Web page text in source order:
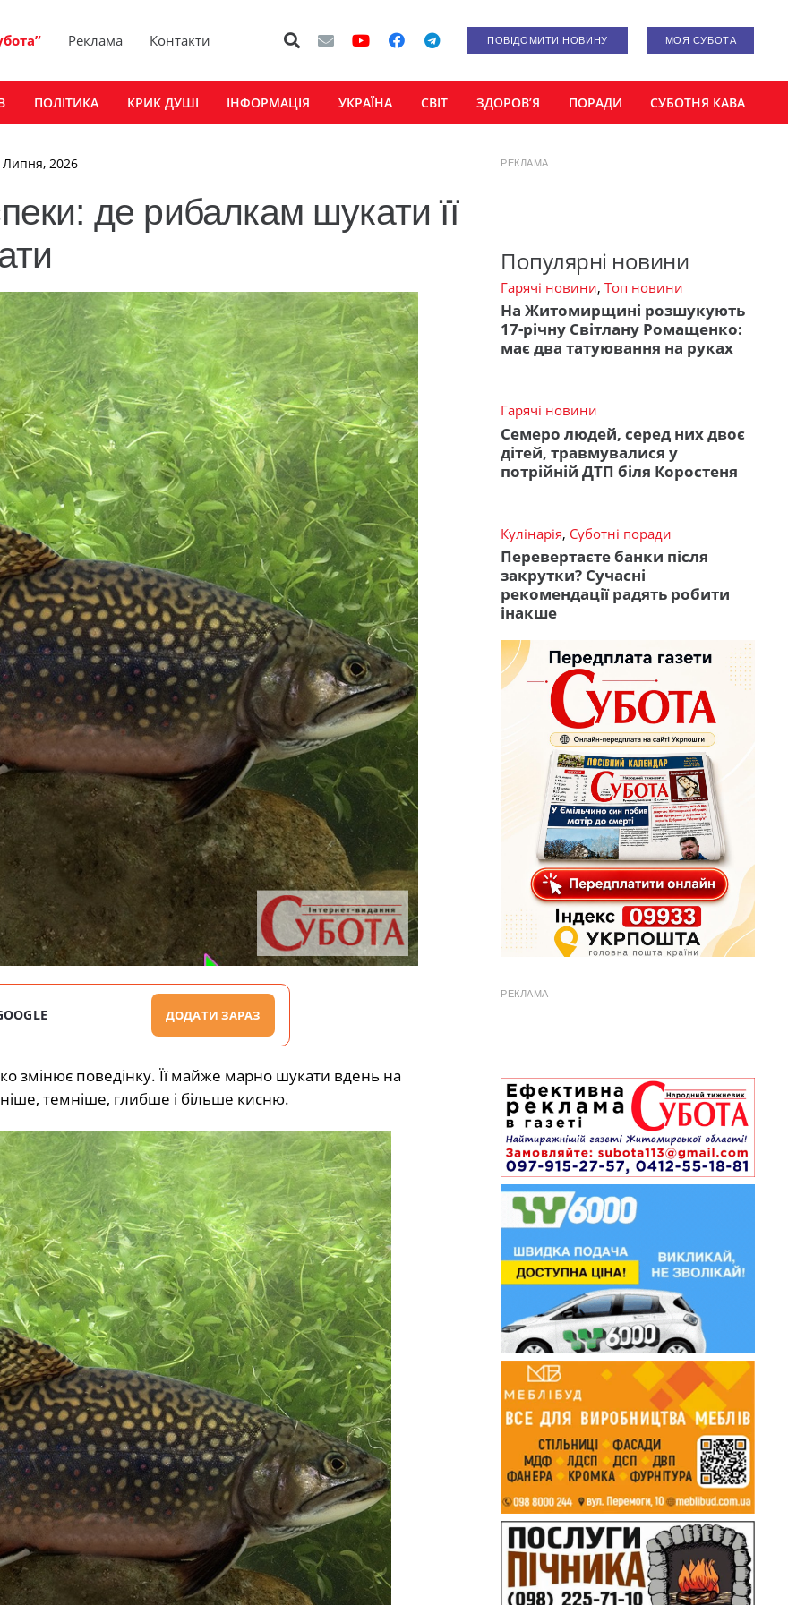
Реклама Контакти ПОВІДОМИТИ НОВИНУ МОЯ СУБОТА
ПОЛІТИКА КРИК ДУШІ ІНФОРМАЦІЯ УКРАЇНА СВІТ ЗДОРОВ’Я ПОРАДИ СУБОТНЯ КАВА
Липня, 2026
де рибалкам шукати її
ДОДАТИ ЗАРАЗ
змінює поведінку. Її майже марно шукати вдень на
темніше, глибше і більше кисню.
РЕКЛАМА
Популярні новини
Гарячі новини, Топ новини
На Житомирщині розшукують
17-річну Світлану Ромащенко:
має два татуювання на руках
Гарячі новини
Семеро людей, серед них двоє
дітей, травмувалися у
потрійній ДТП біля Коростеня
Кулінарія, Суботні поради
Перевертаєте банки після
закрутки? Сучасні
рекомендації радять робити
інакше
РЕКЛАМА